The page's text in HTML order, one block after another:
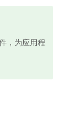
，为应用程